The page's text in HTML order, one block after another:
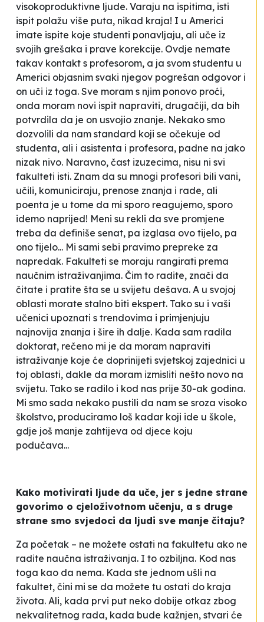
visokoproduktivne ljude. Varaju na ispitima, isti
ispit polažu više puta, nikad kraja! I u Americi
imate ispite koje studenti ponavljaju, ali uče iz
svojih grešaka i prave korekcije. Ovdje nemate
takav kontakt s profesorom, a ja svom studentu u
Americi objasnim svaki njegov pogrešan odgovor i
on uči iz toga. Sve moram s njim ponovo proći,
onda moram novi ispit napraviti, drugačiji, da bih
potvrdila da je on usvojio znanje. Nekako smo
dozvolili da nam standard koji se očekuje od
studenta, ali i asistenta i profesora, padne na jako
nizak nivo. Naravno, čast izuzecima, nisu ni svi
fakulteti isti. Znam da su mnogi profesori bili vani,
učili, komuniciraju, prenose znanja i rade, ali
poenta je u tome da mi sporo reagujemo, sporo
idemo naprijed! Meni su rekli da sve promjene
treba da definiše senat, pa izglasa ovo tijelo, pa
ono tijelo... Mi sami sebi pravimo prepreke za
napredak. Fakulteti se moraju rangirati prema
naučnim istraživanjima. Čim to radite, znači da
čitate i pratite šta se u svijetu dešava. A u svojoj
oblasti morate stalno biti ekspert. Tako su i vaši
učenici upoznati s trendovima i primjenjuju
najnovija znanja i šire ih dalje. Kada sam radila
doktorat, rečeno mi je da moram napraviti
istraživanje koje će doprinijeti svjetskoj zajednici u
toj oblasti, dakle da moram izmisliti nešto novo na
svijetu. Tako se radilo i kod nas prije 30-ak godina.
Mi smo sada nekako pustili da nam se sroza visoko
školstvo, produciramo loš kadar koji ide u škole,
gdje još manje zahtijeva od djece koju
podučava...
Kako motivirati ljude da uče, jer s jedne strane
govorimo o cjeloživotnom učenju, a s druge
strane smo svjedoci da ljudi sve manje čitaju?
Za početak – ne možete ostati na fakultetu ako ne
radite naučna istraživanja. I to ozbiljna. Kod nas
toga kao da nema. Kada ste jednom ušli na
fakultet, čini mi se da možete tu ostati do kraja
života. Ali, kada prvi put neko dobije otkaz zbog
nekvalitetnog rada, kada bude kažnjen, stvari će